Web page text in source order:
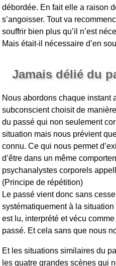
débordée. En fait elle a raison
s’angoisser. Tout va
souffrir bien plus qu’il n’est
Mais était-il nécessaire d’en
Jamais délié du
Nous abordons chaque instant
subconscient choisit de
du passé qui non seulement
situation mais nous prévient
connu. Ce qui nous permet
d’être dans un même
psychanalystes corporels
(Principe de répétition)
Le passé vient donc sans cesse
systématiquement à la situation
est lu, interprété et vécu
passé. Et cela sans que nous
Et les situations similaires du
les quatre grandes scènes qui